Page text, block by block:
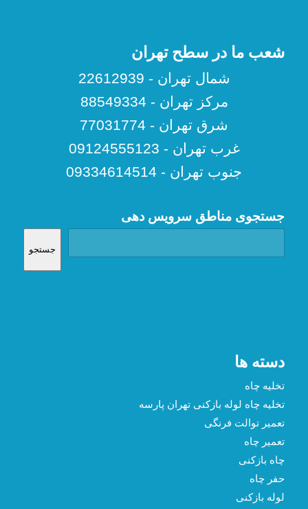
شعب ما در سطح تهران
شمال تهران - 22612939
مرکز تهران - 88549334
شرق تهران - 77031774
غرب تهران - 09124555123
جنوب تهران - 09334614514
جستجوی مناطق سرویس دهی
جستجو
دسته ها
تخلیه چاه
تخلیه چاه لوله بازکنی تهران پارسه
تعمیر توالت فرنگی
تعمیر چاه
چاه بازکنی
حفر چاه
لوله بازکنی